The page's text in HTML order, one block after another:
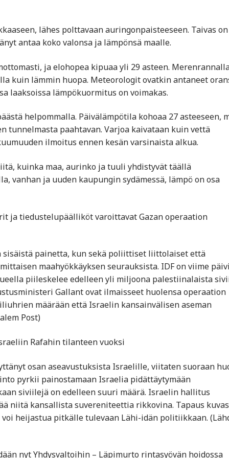
lähes polttavaan auringonpaisteeseen. Taivas on
antaa koko valonsa ja lämpönsä maalle.
ja elohopea kipuaa yli 29 asteen.
kuin lämmin huopa. Meteorologit ovatkin antaneet
laaksoissa lämpökuormitus on voimakas.
helpommalla. Päivälämpötila kohoaa 27 asteeseen,
tunnelmasta paahtavan. Varjoa kaivataan kuin vettä
ilmoitus ennen kesän varsinaista alkua.
kuinka maa, aurinko ja tuuli yhdistyvät täällä
vanhan ja uuden kaupungin sydämessä, lämpö on osa
ja tiedustelupäälliköt varoittavat Gazan operaation
painetta, kun sekä poliittiset liittolaiset että
maahyökkäyksen seurauksista. IDF on viime
piileskelee edelleen yli miljoona palestiinalaista
Gallant ovat ilmaisseet huolensa operaation
määrään että Israelin kansainvälisen aseman
Post)
Rafahin tilanteen vuoksi
osan aseavustuksista Israelille, viitaten suoraan
pyrkii painostamaan Israelia pidättäytymään
siviilejä on edelleen suuri määrä. Israelin hallitus
niitä kansallista suvereniteettia rikkovina. Tapaus
heijastua pitkälle tulevaan Lähi-idän politiikkaan.
nyt Yhdysvaltoihin – Läpimurto rintasyövän hoidossa